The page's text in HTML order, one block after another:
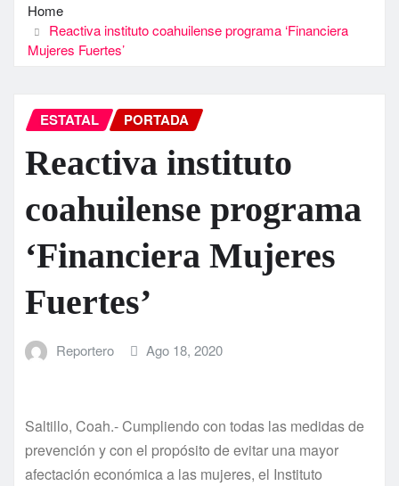
Home
Reactiva instituto coahuilense programa ‘Financiera
Mujeres Fuertes’
ESTATAL PORTADA
Reactiva instituto
coahuilense programa
‘Financiera Mujeres
Fuertes’
Reportero Ago 18, 2020
Saltillo, Coah.- Cumpliendo con todas las medidas de
prevención y con el propósito de evitar una mayor
afectación económica a las mujeres, el Instituto